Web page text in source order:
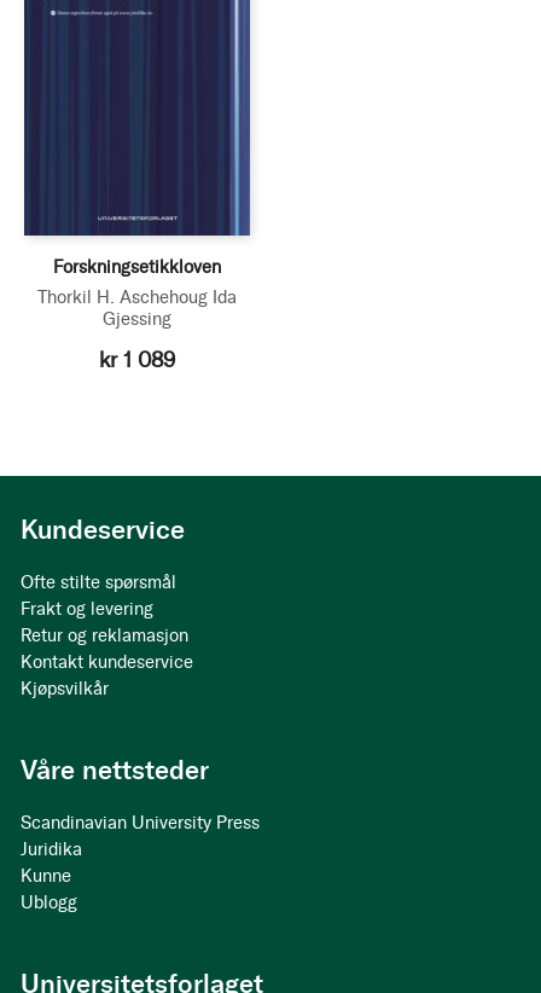
Forskningsetikkloven
Thorkil H. Aschehoug Ida
Gjessing
kr 1 089
Kundeservice
Ofte stilte spørsmål
Frakt og levering
Retur og reklamasjon
Kontakt kundeservice
Kjøpsvilkår
Våre nettsteder
Scandinavian University Press
Juridika
Kunne
Ublogg
Universitetsforlaget